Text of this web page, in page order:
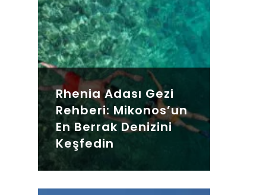
Rhenia Adası Gezi
Rehberi: Mikonos’un
En Berrak Denizini
Keşfedin